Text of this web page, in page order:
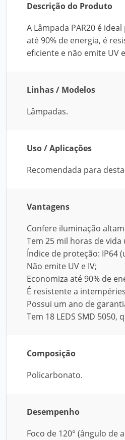
Descrição do Produto
A Lâmpada PAR20 é
até 90% de energia, é
eficiente e não emite UV
Linhas / Modelos
Lâmpadas.
Uso / Aplicações
Recomendada para
Vantagens
Confere iluminação
Tem 25 mil horas de vida
Índice de proteção: IP64
Não emite UV e IV;
Economiza até 90% de
É resistente a
Possui um ano de
Tem 18 LEDS SMD
Composição
Policarbonato.
Desempenho
Foco de 120° (ângulo de